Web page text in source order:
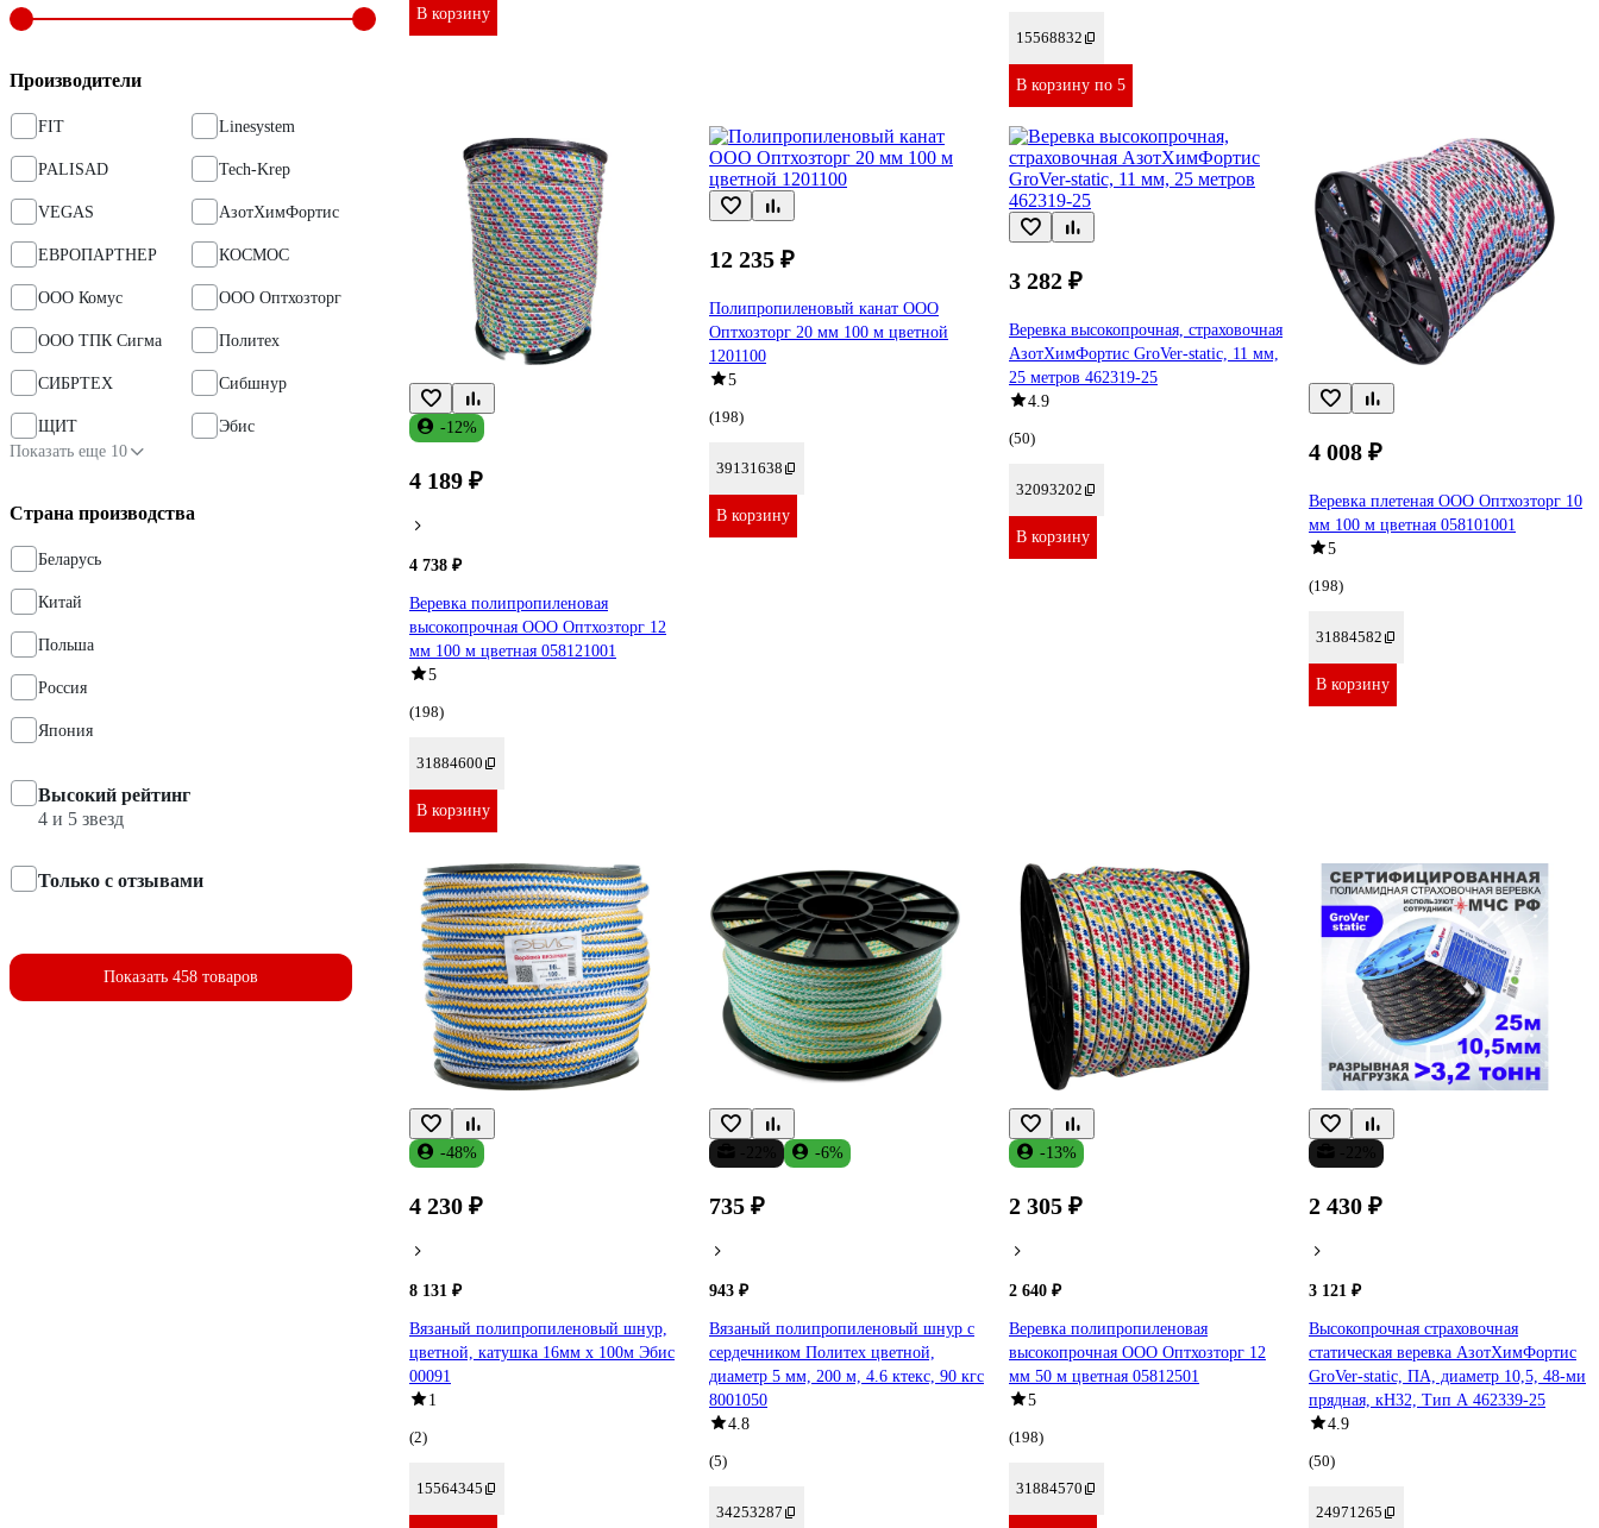
Производители
FIT Linesystem
PALISAD Tech-Krep
VEGAS АзотХимФортис
ЕВРОПАРТНЕР КОСМОС
ООО Комус ООО Оптхозторг
ООО ТПК Сигма Политех
СИБРТЕХ Сибшнур
ЩИТ
Эбис
Показать еще 10
Страна производства
Беларусь
Китай
Польша
Россия
Япония
Высокий рейтинг
4 и 5 звезд
Только с отзывами
Показать 458 товаров
В корзину
15568832
В корзину по 5
-12%
4 189 ₽
4 738 ₽
Веревка полипропиленовая
высокопрочная ООО Оптхозторг 12
мм 100 м цветная 058121001
5
(198)
31884600
В корзину
12 235 ₽
Полипропиленовый канат ООО
Оптхозторг 20 мм 100 м цветной
1201100
5
(198)
39131638
В корзину
3 282 ₽
Веревка высокопрочная, страховочная
АзотХимФортис GroVer-static, 11 мм,
25 метров 462319-25
4.9
(50)
32093202
В корзину
4 008 ₽
Веревка плетеная ООО Оптхозторг 10
мм 100 м цветная 058101001
5
(198)
31884582
В корзину
-48%
4 230 ₽
8 131 ₽
Вязаный полипропиленовый шнур,
цветной, катушка 16мм х 100м Эбис
00091
1
(2)
15564345
-6%
735 ₽
943 ₽
Вязаный полипропиленовый шнур с
сердечником Политех цветной,
диаметр 5 мм, 200 м, 4.6 ктекс, 90 кгс
8001050
4.8
(5)
34253287
-13%
2 305 ₽
2 640 ₽
Веревка полипропиленовая
высокопрочная ООО Оптхозторг 12
мм 50 м цветная 05812501
5
(198)
31884570
2 430 ₽
3 121 ₽
Высокопрочная страховочная
статическая веревка АзотХимФортис
GroVer-static, ПА, диаметр 10,5, 48-ми
прядная, кН32, Тип А 462339-25
4.9
(50)
24971265